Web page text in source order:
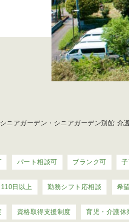
シニアガーデン・シニアガーデン別館 介
パート相談可 ブランク可
日以上 勤務シフト応相談 希
資格取得支援制度 育児・介護休